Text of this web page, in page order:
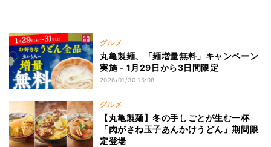
グルメ
丸亀製麺、「麺増量無料」キャンペーン
実施 - 1月29日から3日間限定
2026/01/30 15:08
グルメ
【丸亀製麺】冬の手しごとが生む一杯
「肉がさね玉子あんかけうどん」期間限
定登場